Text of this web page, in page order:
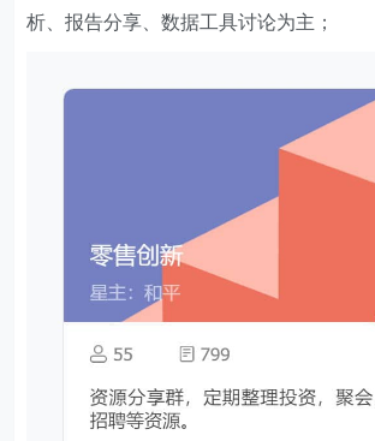
析、报告分享、数据工具讨论为主；